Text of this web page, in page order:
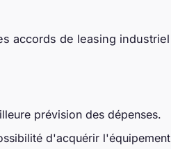
accords de leasing
prévision des dépenses.
d'acquérir